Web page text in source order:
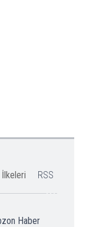
RSS
Haber